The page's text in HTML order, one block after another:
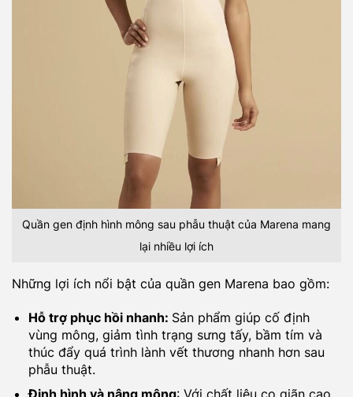
Quần gen định hình mông sau phẫu thuật của Marena mang
lại nhiều lợi ích
Những lợi ích nổi bật của quần gen Marena bao gồm:
Hỗ trợ phục hồi nhanh: Sản phẩm giúp cố định
vùng mông, giảm tình trạng sưng tấy, bầm tím và
thúc đẩy quá trình lành vết thương nhanh hơn sau
phẫu thuật.